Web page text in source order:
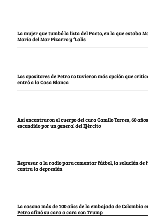
La mujer que tumbó la lista del Pacto, en la que estaba
María del Mar Pizarro y “Lalis
Los opositores de Petro no tuvieron más opción que
entró a la Casa Blanca
Así encontraron el cuerpo del cura Camilo Torres, 60
escondido por un general del Ejército
Regresar a la radio para comentar fútbol, la solución de
contra la depresión
La casona más de 100 años de la embajada de Colombia
Petro afinó su cara a cara con Trump